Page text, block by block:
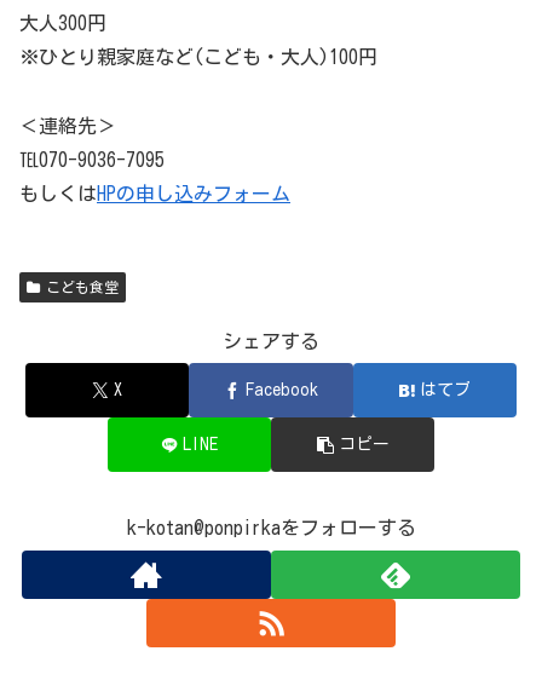
大人300円
※ひとり親家庭など(こども・大人)100円
＜連絡先＞
℡070-9036-7095
もしくはHPの申し込みフォーム
こども食堂
シェアする
X Facebook はてブ
LINE コピー
k-kotan@ponpirkaをフォローする